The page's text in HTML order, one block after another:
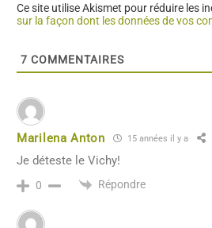
Ce site utilise Akismet pour réduire les
sur la façon dont les données de vos
7 COMMENTAIRES
Marilena Anton 15 années il y a
Je déteste le Vichy!
0 Répondre